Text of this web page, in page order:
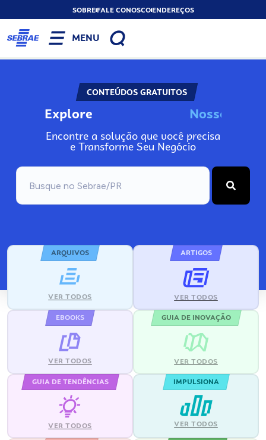
SOBREFALE CONOSCOENDEREÇOS
MENU
CONTEÚDOS GRATUITOS
Explore No
Encontre a solução que você precisa
e Transforme Seu Negócio
ARQUIVOS
VER TODOS
ARTIGOS
VER TODOS
EBOOKS
VER TODOS
GUIA DE INOVAÇÃO
VER TODOS
GUIA DE TENDÊNCIAS
VER TODOS
IMPULSIONA
VER TODOS